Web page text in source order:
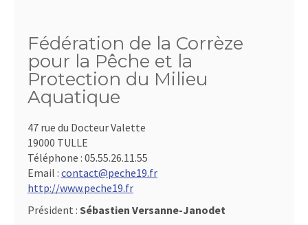
Fédération de la Corrèze
pour la Pêche et la
Protection du Milieu
Aquatique
47 rue du Docteur Valette
19000 TULLE
Téléphone : 05.55.26.11.55
Email : contact@peche19.fr
http://www.peche19.fr
Président : Sébastien Versanne-Janodet